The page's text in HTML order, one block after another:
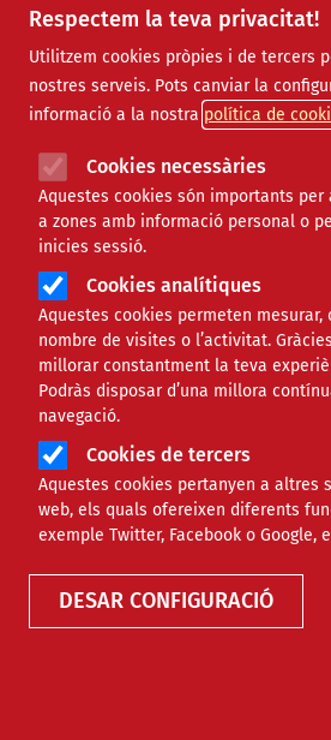
Respectem la teva privacitat!
Utilitzem cookies pròpies i de tercers
nostres serveis. Pots canviar la
informació a la nostra política de
Cookies necessàries
Aquestes cookies són importants per
a zones amb informació personal o
inicies sessió.
Cookies analítiques
Aquestes cookies permeten
nombre de visites o l’activitat.
millorar constantment la teva
Podràs disposar d’una millora
navegació.
Cookies de tercers
Aquestes cookies pertanyen a altres
web, els quals ofereixen diferents
exemple Twitter, Facebook o Google,
DESAR CONFIGURACIÓ
pla de
Com i per què
professional a